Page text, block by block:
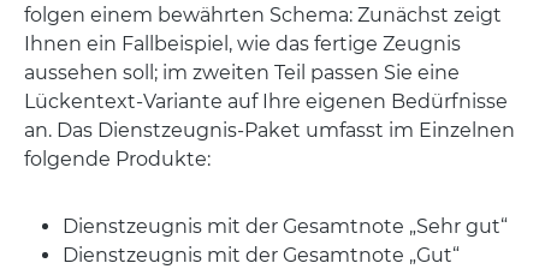
folgen einem bewährten Schema: Zunächst zeigt
Ihnen ein Fallbeispiel, wie das fertige Zeugnis
aussehen soll; im zweiten Teil passen Sie eine
Lückentext-Variante auf Ihre eigenen Bedürfnisse
an. Das Dienstzeugnis-Paket umfasst im Einzelnen
folgende Produkte:
Dienstzeugnis mit der Gesamtnote „Sehr gut“
Dienstzeugnis mit der Gesamtnote „Gut“